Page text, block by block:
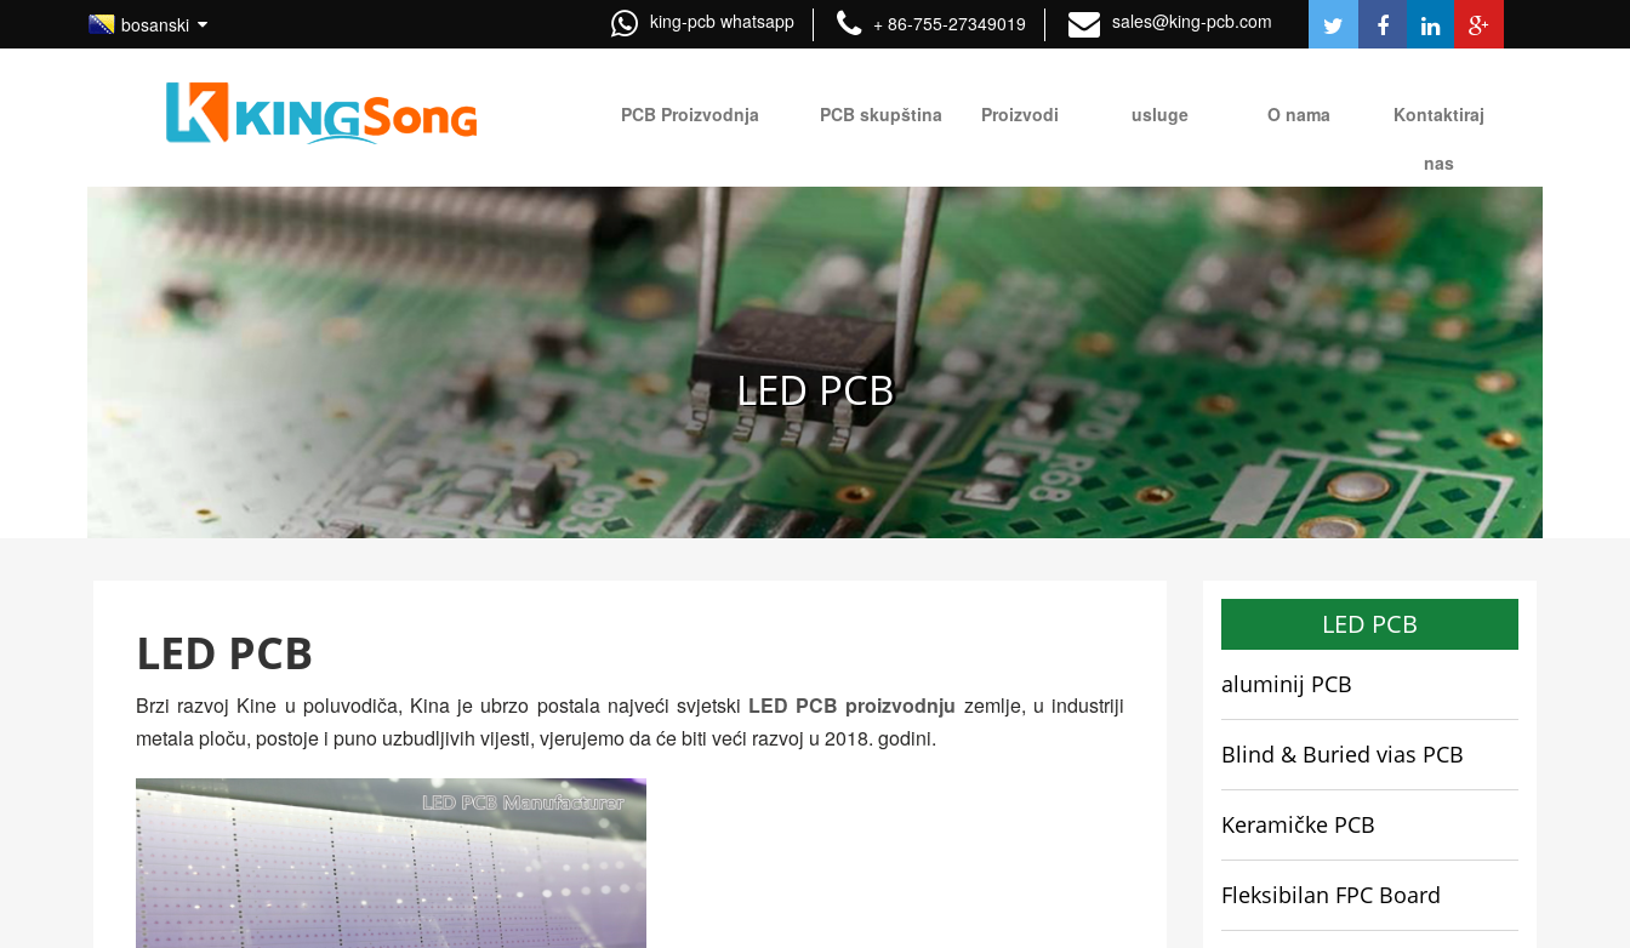
bosanski king-pcb whatsapp + 86-755-27349019 sales@king-pcb.com
PCB Proizvodnja PCB skupština Proizvodi usluge O nama
Kontaktiraj
nas
LED PCB
LED PCB
Brzi razvoj Kine u poluvodiča, Kina je ubrzo postala najveći svjetski LED PCB proizvodnju zemlje, u industriji
metala ploču, postoje i puno uzbudljivih vijesti, vjerujemo da će biti veći razvoj u 2018. godini.
LED PCB
aluminij PCB
Blind & Buried vias PCB
Keramičke PCB
Fleksibilan FPC Board